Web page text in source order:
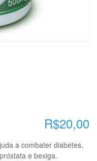
R$20,00
a combater diabetes,
e bexiga.